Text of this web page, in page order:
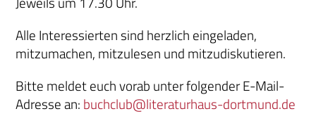
Alle Interessierten sind herzlich eingeladen,
mitzumachen, mitzulesen und mitzudiskutieren.
Bitte meldet euch vorab unter folgender E-Mail-
Adresse an: buchclub@literaturhaus-dortmund.de